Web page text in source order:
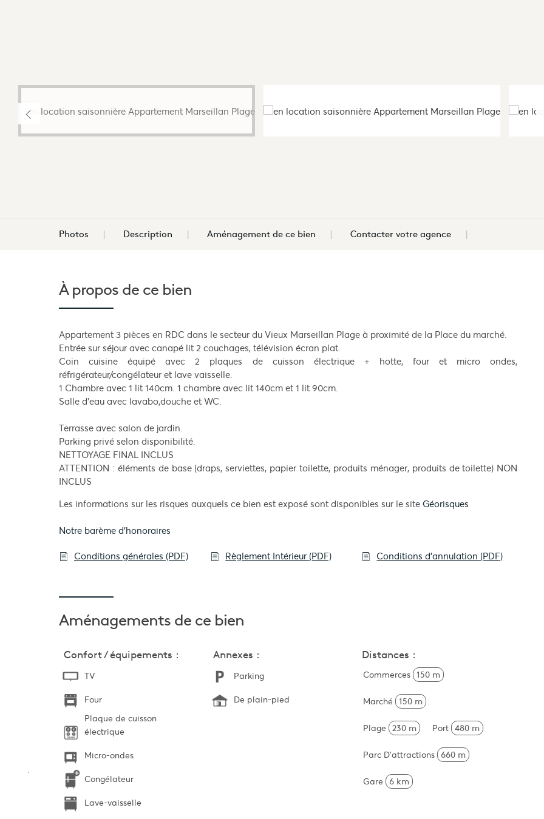
Photos Description Aménagement de ce bien Contacter votre agence
À propos de ce bien
Appartement 3 pièces en RDC dans le secteur du Vieux Marseillan Plage à proximité de la Place du marché.
Entrée sur séjour avec canapé lit 2 couchages, télévision écran plat.
Coin cuisine équipé avec 2 plaques de cuisson électrique + hotte, four et micro ondes,
réfrigérateur/congélateur et lave vaisselle.
1 Chambre avec 1 lit 140cm. 1 chambre avec lit 140cm et 1 lit 90cm.
Salle d'eau avec lavabo,douche et WC.
Terrasse avec salon de jardin.
Parking privé selon disponibilité.
NETTOYAGE FINAL INCLUS
ATTENTION : éléments de base (draps, serviettes, papier toilette, produits ménager, produits de toilette) NON
INCLUS
Les informations sur les risques auxquels ce bien est exposé sont disponibles sur le site Géorisques
Notre barème d'honoraires
Conditions générales (PDF) Règlement Intérieur (PDF) Conditions d'annulation (PDF)
Aménagements de ce bien
Confort / équipements :
TV
Four
Plaque de cuisson
électrique
Micro-ondes
Congélateur
Lave-vaisselle
Annexes :
Parking
De plain-pied
Distances :
Commerces 150 m
Marché 150 m
Plage 230 m Port 480 m
Parc D'attractions 660 m
Gare 6 km